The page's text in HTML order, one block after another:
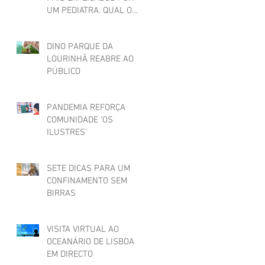
UM PEDIATRA. QUAL O
DINO PARQUE DA
LOURINHÃ REABRE AO
PÚBLICO
PANDEMIA REFORÇA
COMUNIDADE ‘OS
ILUSTRES’
SETE DICAS PARA UM
CONFINAMENTO SEM
BIRRAS
VISITA VIRTUAL AO
OCEANÁRIO DE LISBOA
EM DIRECTO